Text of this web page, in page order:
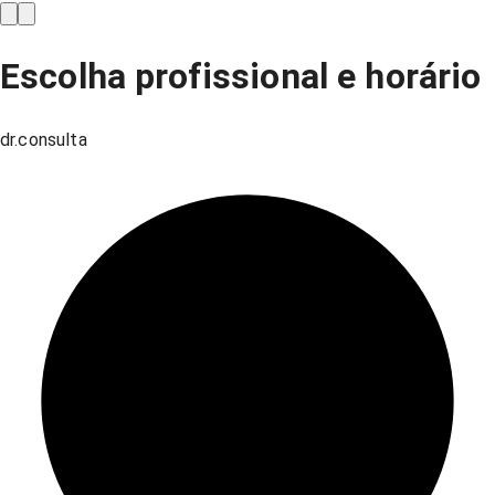
Escolha profissional e horário
dr.consulta